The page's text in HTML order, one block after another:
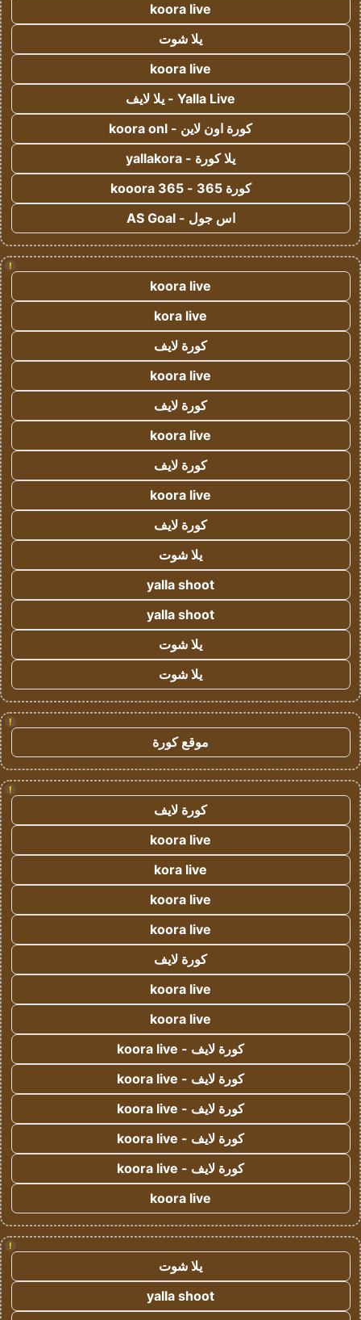
koora live
يلا شوت
koora live
Yalla Live - يلا لايف
كورة اون لاين - koora onl
يلا كورة - yallakora
كورة 365 - kooora 365
اس جول - AS Goal
!
koora live
kora live
كورة لايف
koora live
كورة لايف
koora live
كورة لايف
koora live
كورة لايف
يلا شوت
yalla shoot
yalla shoot
يلا شوت
يلا شوت
!
موقع كورة
!
كورة لايف
koora live
kora live
koora live
koora live
كورة لايف
koora live
koora live
كورة لايف - koora live
كورة لايف - koora live
كورة لايف - koora live
كورة لايف - koora live
كورة لايف - koora live
koora live
!
يلا شوت
yalla shoot